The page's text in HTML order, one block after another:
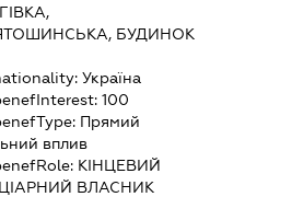
БУДИНОК
Україна
100
Прямий
вплив
КІНЦЕВИЙ
ВЛАСНИК